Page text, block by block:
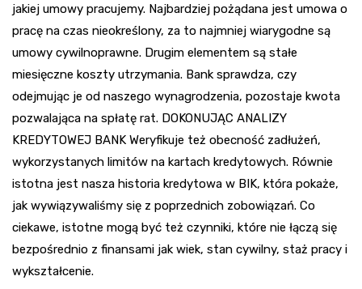
jakiej umowy pracujemy. Najbardziej pożądana jest umowa o
pracę na czas nieokreślony, za to najmniej wiarygodne są
umowy cywilnoprawne. Drugim elementem są stałe
miesięczne koszty utrzymania. Bank sprawdza, czy
odejmując je od naszego wynagrodzenia, pozostaje kwota
pozwalająca na spłatę rat. DOKONUJĄC ANALIZY
KREDYTOWEJ BANK Weryfikuje też obecność zadłużeń,
wykorzystanych limitów na kartach kredytowych. Równie
istotna jest nasza historia kredytowa w BIK, która pokaże,
jak wywiązywaliśmy się z poprzednich zobowiązań. Co
ciekawe, istotne mogą być też czynniki, które nie łączą się
bezpośrednio z finansami jak wiek, stan cywilny, staż pracy i
wykształcenie.